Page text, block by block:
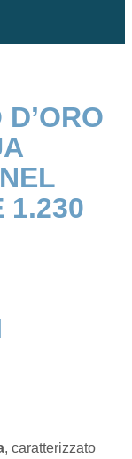
1.230
, caratterizzato